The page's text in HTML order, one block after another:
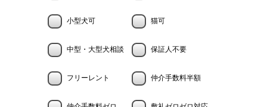
小型犬可 猫可
中型・大型犬相談 保証人不要
フリーレント 仲介手数料半額